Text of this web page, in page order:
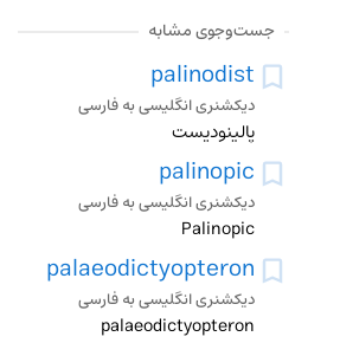
جست‌وجوی مشابه
palinodist
دیکشنری انگلیسی به فارسی
پالینودیست
palinopic
دیکشنری انگلیسی به فارسی
Palinopic
palaeodictyopteron
دیکشنری انگلیسی به فارسی
palaeodictyopteron